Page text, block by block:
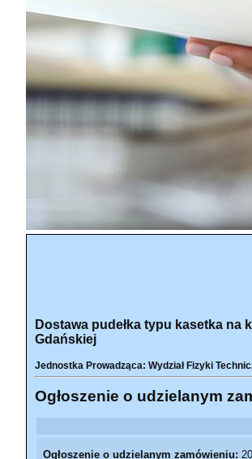
Dostawa pudełka typu kasetka na
Gdańskiej
Jednostka Prowadząca: Wydział Fizyki
Ogłoszenie o udzielanym
Ogłoszenie o udzielanym zamówieniu: